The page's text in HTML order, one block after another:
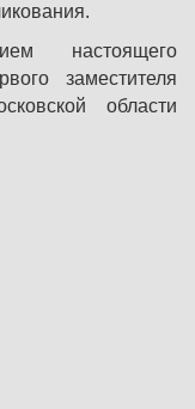
настоящего
заместителя
области